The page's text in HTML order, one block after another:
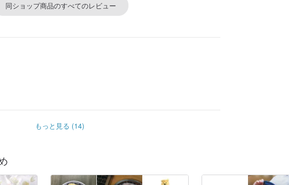
同ショップ商品のすべてのレビュー
もっと見る (14)